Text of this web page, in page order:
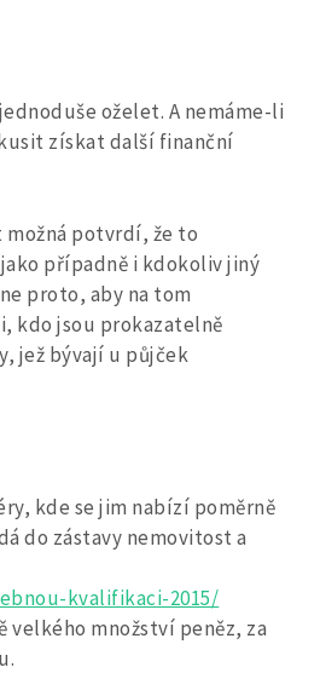
oželet. A nemáme-li
získat další finanční
možná potvrdí, že to
případně i kdokoliv jiný
proto, aby na tom
kdo jsou prokazatelně
jež bývají u půjček
kde se jim nabízí poměrně
do zástavy nemovitost a
kvalifikaci-2015/
velkého množství peněz, za